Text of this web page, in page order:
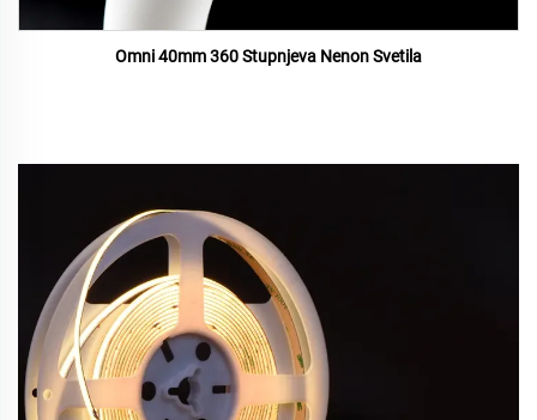
Omni 40mm 360 Stupnjeva Nenon Svetila